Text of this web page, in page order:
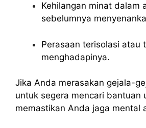
Kehilangan minat dalam
sebelumnya
Perasaan terisolasi atau
menghadapinya.
Jika Anda merasakan gejala-
untuk segera mencari bantuan
memastikan Anda jaga mental